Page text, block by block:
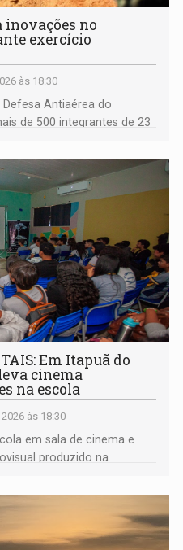
inovações no
exercício
às 18:30
Antiaérea do
de 500 integrantes de 23
Em Itapuã do
cinema
na escola
às 18:30
em sala de cinema e
produzido na